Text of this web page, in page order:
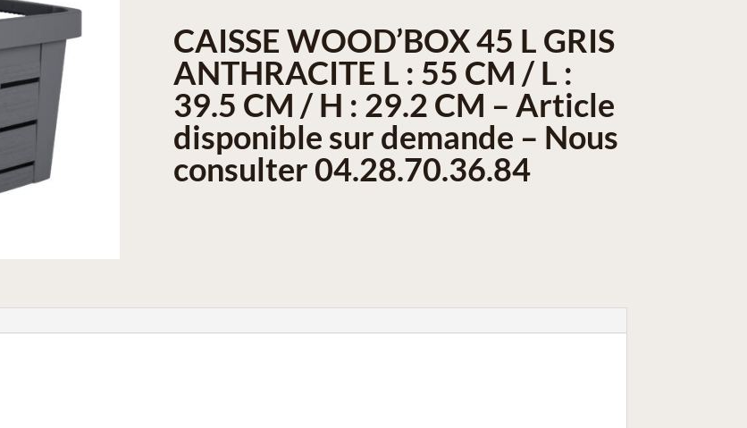
CAISSE WOOD’BOX 45 L GRIS
ANTHRACITE L : 55 CM / L :
39.5 CM / H : 29.2 CM – Article
disponible sur demande – Nous
consulter 04.28.70.36.84